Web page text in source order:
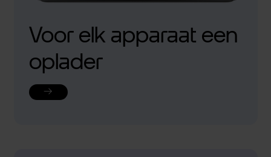
Voor elk apparaat een
oplader